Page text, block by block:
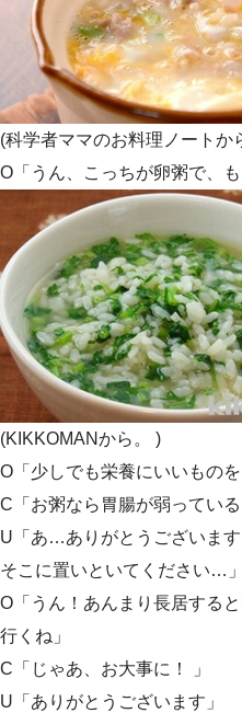
(科学者ママのお料理ノートか
O「うん、こっちが卵粥で、
(KIKKOMANから。 )
O「少しでも栄養にいいもの
C「お粥なら胃腸が弱ってい
U「あ…ありがとうございます
そこに置いといてください…」
O「うん！あんまり長居する
行くね」
C「じゃあ、お大事に！ 」
U「ありがとうございます」